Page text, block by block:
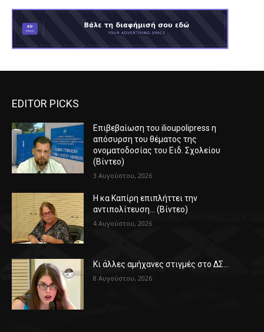
EDITOR PICKS
Επιβεβαίωση του ilioupolipress η
απόσυρση του θέματος της
ονοματοδοσίας του Ειδ. Σχολείου
(Βίντεο)
3 Αυγούστου, 2026
Η κα Καπίρη επιπλήττει την
αντιπολίτευση… (Βίντεο)
4 Αυγούστου, 2026
Κι άλλες αμήχανες στιγμές στο ΔΣ…
8 Αυγούστου, 2026